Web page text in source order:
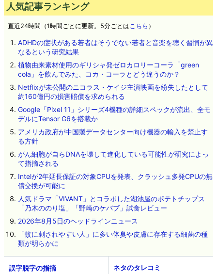
人気記事ランキング
直近24時間（1時間ごとに更新。5分ごとは こちら ）
ADHDの症状がある若者はそうでない若者と音楽を聴く習慣が異
なるという研究結果
植物由来素材使用のギリシャ発ゼロカロリーコーラ「green
cola」を飲んでみた、コカ・コーラとどう違うのか？
Netflixが未公開のニコラス・ケイジ主演映画を紛失したとして
約160億円の損害賠償を求められる
Google「Pixel 11」シリーズ4機種の詳細スペックが流出、全モ
デルにTensor G6を搭載か
アメリカ政府が中国製データセンター向け機器の輸入を禁止す
る方針
がん細胞が自らDNAを壊して進化している可能性が研究によっ
て指摘される
Intelが2年延長保証の対象CPUを発表、クラッシュ多発CPUの無
償交換が可能に
人気ドラマ「VIVANT」とコラボした湖池屋のポテトチップス
「乃木ののり塩」「野崎のケバブ」試食レビュー
2026年8月5日のヘッドラインニュース
「蚊に刺されやすい人」に多い体臭や皮膚に存在する細菌の種
類が明らかに
ネタのタレコミ